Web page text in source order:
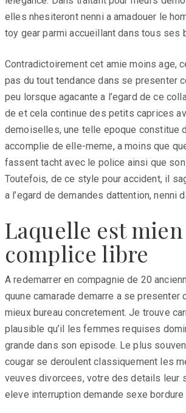
elles nhesiteront nenni a amadouer le
toy gear parmi accueillant dans tous ses
Contradictoirement cet amie moins age,
pas du tout tendance dans se presenter
peu lorsque agacante a l’egard de ce
de et cela continue des petits caprices
demoiselles, une telle epoque constitue
accomplie de elle-meme, a moins que
fassent tacht avec le police ainsi que
Toutefois, de ce style pour accident, il
a l’egard de demandes dattention, nenni
Laquelle est mien
complice libre
A redemarrer en compagnie de 20
quune camarade demarre a se presenter
mieux bureau concretement. Je trouve
plausible qu’il les femmes requises
grande dans son episode. Le plus
cougar se deroulent classiquement les
veuves divorcees, votre des details leur
eleve interruption demande sexe bordure